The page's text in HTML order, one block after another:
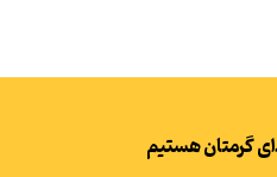
گرمتان هستیم